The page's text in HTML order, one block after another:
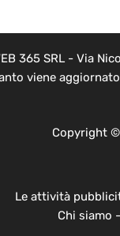
365 SRL - Via
viene
Copyright
Le attività
Chi siamo -